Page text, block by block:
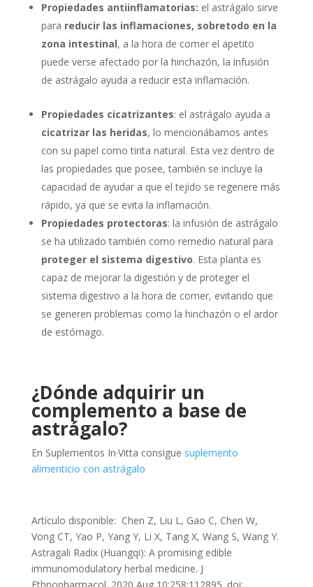
Propiedades antiinflamatorias: el astrágalo sirve
para reducir las inflamaciones, sobretodo en la
zona intestinal, a la hora de comer el apetito
puede verse afectado por la hinchazón, la infusión
de astrágalo ayuda a reducir esta inflamación.
Propiedades cicatrizantes: el astrágalo ayuda a
cicatrizar las heridas, lo mencionábamos antes
con su papel como tirita natural. Esta vez dentro de
las propiedades que posee, también se incluye la
capacidad de ayudar a que el tejido se regenere más
rápido, ya que se evita la inflamación.
Propiedades protectoras: la infusión de astrágalo
se ha utilizado también como remedio natural para
proteger el sistema digestivo. Esta planta es
capaz de mejorar la digestión y de proteger el
sistema digestivo a la hora de comer, evitando que
se generen problemas como la hinchazón o el ardor
de estómago.
¿Dónde adquirir un
complemento a base de
astrágalo?
En Suplementos In·Vitta consigue suplemento
alimenticio con astrágalo
Artículo disponible: Chen Z, Liu L, Gao C, Chen W,
Vong CT, Yao P, Yang Y, Li X, Tang X, Wang S, Wang Y.
Astragali Radix (Huangqi): A promising edible
immunomodulatory herbal medicine. J